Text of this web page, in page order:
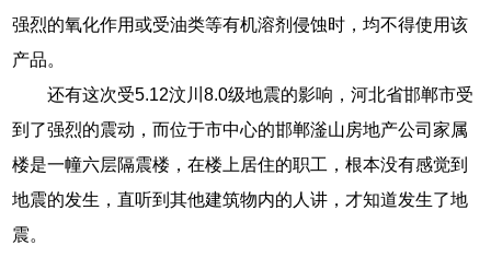
强烈的氧化作用或受油类等有机溶剂侵蚀时，均不得使用该
产品。
还有这次受5.12汶川8.0级地震的影响，河北省邯郸市受
到了强烈的震动，而位于市中心的邯郸滏山房地产公司家属
楼是一幢六层隔震楼，在楼上居住的职工，根本没有感觉到
地震的发生，直听到其他建筑物内的人讲，才知道发生了地
震。